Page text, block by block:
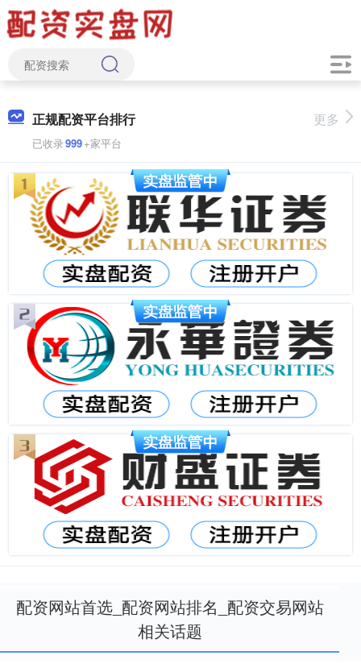
正规配资平台排行
已收录999+家平台
更多
配资网站首选_配资网站排名_配资交易网站
相关话题